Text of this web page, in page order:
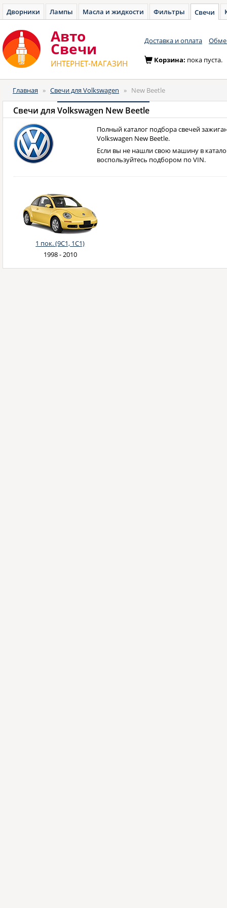
Дворники Лампы Масла и жидкости Фильтры Свечи
Авто
Cвечи
ИНТЕРНЕТ-МАГАЗИН
Доставка и оплата
Корзина: пока пуста.
Главная » Свечи для Volkswagen » New Beetle
Свечи для Volkswagen New Beetle
Полный каталог подбора свечей
Volkswagen New Beetle.
Если вы не нашли свою машину в
воспользуйтесь подбором по VIN.
1 пок. (9C1, 1C1)
1998 - 2010